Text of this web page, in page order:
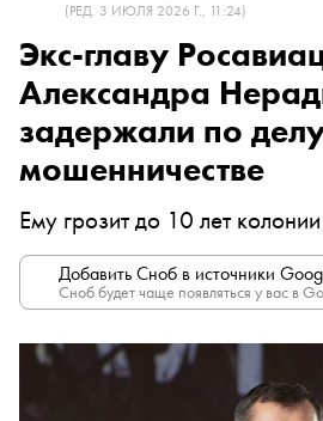
(РЕД. 3 ИЮЛЯ 2026 Г., 11:24)
Экс-главу
Александра
задержали по
мошенничестве
Ему грозит до 10 лет колонии
Добавить Сноб в источники
Сноб будет чаще появляться у вас в